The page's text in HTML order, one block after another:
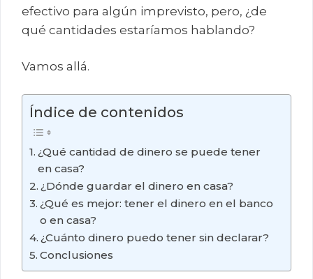
efectivo para algún imprevisto, pero, ¿de
qué cantidades estaríamos hablando?
Vamos allá.
Índice de contenidos
¿Qué cantidad de dinero se puede tener
en casa?
¿Dónde guardar el dinero en casa?
¿Qué es mejor: tener el dinero en el banco
o en casa?
¿Cuánto dinero puedo tener sin declarar?
Conclusiones